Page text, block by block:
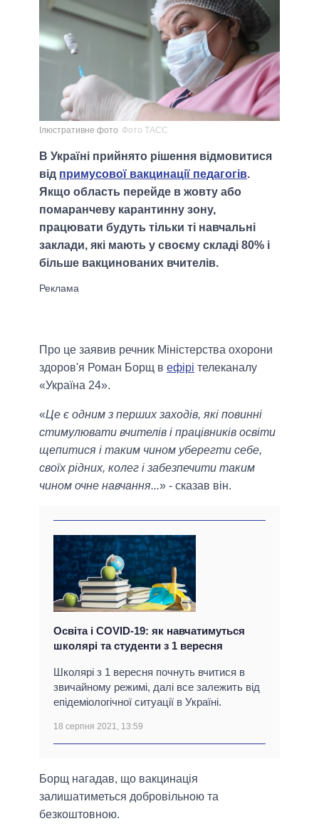
Ілюстративне фото Фото ТАСС
В Україні прийнято рішення відмовитися
від примусової вакцинації педагогів.
Якщо область перейде в жовту або
помаранчеву карантинну зону,
працювати будуть тільки ті навчальні
заклади, які мають у своєму складі 80% і
більше вакцинованих вчителів.
Про це заявив речник Міністерства охорони
здоров'я Роман Борщ в ефірі телеканалу
«Україна 24».
«Це є одним з перших заходів, які повинні
стимулювати вчителів і працівників освіти
щепитися і таким чином уберегти себе,
своїх рідних, колег і забезпечити таким
чином очне навчання...» - сказав він.
Освіта і COVID-19: як навчатимуться
школярі та студенти з 1 вересня
Школярі з 1 вересня почнуть вчитися в
звичайному режимі, далі все залежить від
епідеміологічної ситуації в Україні.
18 серпня 2021, 13:59
Борщ нагадав, що вакцинація
залишатиметься добровільною та
безкоштовною.